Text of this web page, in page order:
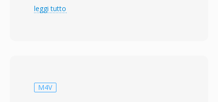
progettati per ambienti di comunicazione e
dimensione fissa di 188 byte, ciascuno con
leggi tutto
M4V